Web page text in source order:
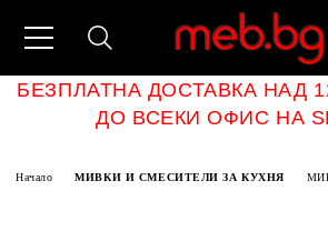
БЕЗПЛАТНА ДОСТАВКА НАД
ДО ВСЕКИ ОФИС НА
Начало МИВКИ И СМЕСИТЕЛИ ЗА КУХНЯ